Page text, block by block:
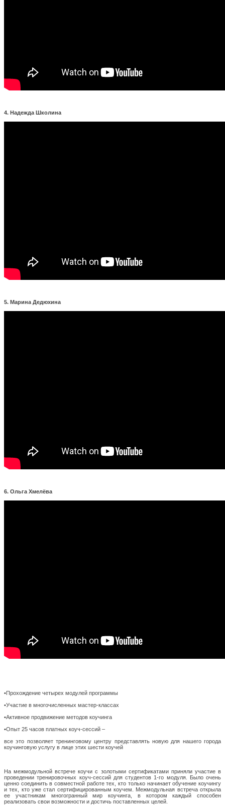
4. Надежда Школина
5. Марина Дедюхина
6. Ольга Хмелёва
•Прохождение четырех модулей программы
•Участие в многочисленных мастер-классах
•Активное продвижение методов коучинга
•Опыт 25 часов платных коуч-сессий –
все это позволяет тренинговому центру представлять новую для нашего города
коучинговую услугу в лице этих шести коучей
На межмодульной встрече коучи с золотыми сертификатами приняли участие в
проведении тренировочных коуч-сессий для студентов 1-го модуля. Было очень
ценно соединить в совместной работе тех, кто только начинает обучение коучингу
и тех, кто уже стал сертифицированным коучем. Межмодульная встреча открыла
ее участникам многогранный мир коучинга, в котором каждый способен
реализовать свои возможности и достичь поставленных целей.